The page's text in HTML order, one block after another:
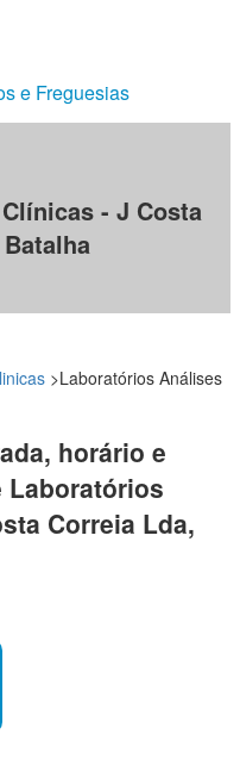
e Freguesias
- J Costa
>Laboratórios Análises
horário e
Laboratórios
Correia Lda,